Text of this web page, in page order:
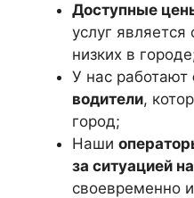
Доступные
услуг
низких в
У нас работают
водители,
город;
Наши
за ситуацией
своевременно